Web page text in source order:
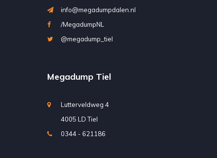
info@megadumpdalen.nl
/MegadumpNL
@megadump_tiel
Megadump Tiel
Lutterveldweg 4
4005 LD Tiel
0344 - 621186